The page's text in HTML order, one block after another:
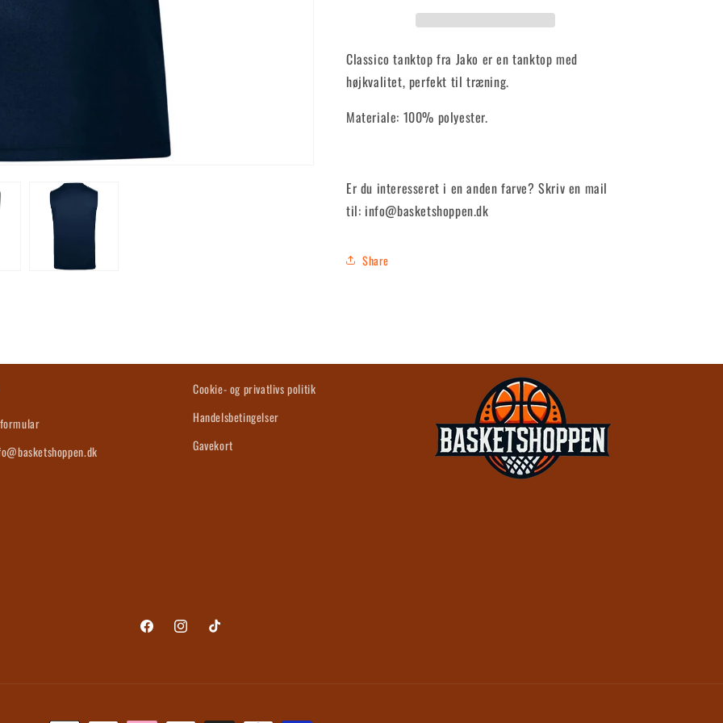
Classico tanktop fra Jako er en tanktop med
højkvalitet, perfekt til træning.
Materiale: 100% polyester.
Er du interesseret i en anden farve? Skriv en mail
til: info@basketshoppen.dk
Share
Cookie- og privatlivs politik
Handelsbetingelser
Gavekort
FacebookInstagramTikTok